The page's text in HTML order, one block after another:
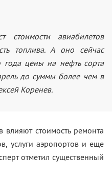
стоимости авиабилетов
топлива. А оно сейчас
цены на нефть сорта
до суммы более чем в
Коренев.
стоимость ремонта
услуги аэропортов и еще
отметил существенный